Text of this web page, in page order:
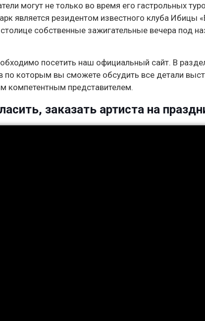
могут не только во время его гастрольных
является резидентом известного клуба Ибицы
собственные зажигательные вечера под
посетить наш официальный сайт. В
которым вы сможете обсудить все детали
компетентным представителем.
заказать артиста на